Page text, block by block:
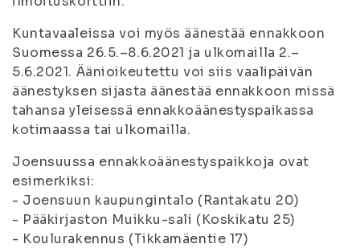
Kuntavaaleissa voi myös äänestää ennakkoon
Suomessa 26.5.–8.6.2021 ja ulkomailla 2.–
5.6.2021. Äänioikeutettu voi siis vaalipäivän
äänestyksen sijasta äänestää ennakkoon missä
tahansa yleisessä ennakkoäänestyspaikassa
kotimaassa tai ulkomailla.
Joensuussa ennakkoäänestyspaikkoja ovat
esimerkiksi:
- Joensuun kaupungintalo (Rantakatu 20)
- Pääkirjaston Muikku-sali (Koskikatu 25)
- Koulurakennus (Tikkamäentie 17)